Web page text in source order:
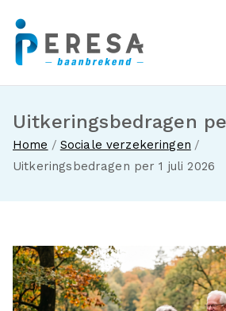
naar
Uitkeringsbedragen
Home
Sociale verzekeringen
Uitkeringsbedragen per 1 juli 2026